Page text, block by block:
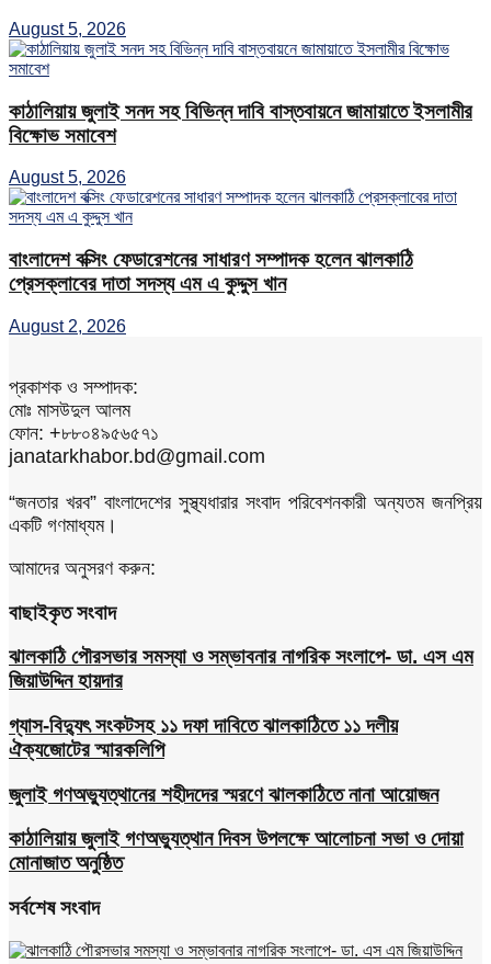
August 5, 2026
কাঠালিয়ায় জুলাই সনদ সহ বিভিন্ন দাবি বাস্তবায়নে জামায়াতে ইসলামীর
বিক্ষোভ সমাবেশ
August 5, 2026
বাংলাদেশ বক্সিং ফেডারেশনের সাধারণ সম্পাদক হলেন ঝালকাঠি
প্রেসক্লাবের দাতা সদস্য এম এ কুদ্দুস খান
August 2, 2026
প্রকাশক ও সম্পাদক:
মোঃ মাসউদুল আলম
ফোন: +৮৮০৪৯৫৬৫৭১
janatarkhabor.bd@gmail.com
“জনতার খরব” বাংলাদেশের সুস্থ্যধারার সংবাদ পরিবেশনকারী অন্যতম জনপ্রিয়
একটি গণমাধ্যম।
আমাদের অনুসরণ করুন:
বাছাইকৃত সংবাদ
ঝালকাঠি পৌরসভার সমস্যা ও সম্ভাবনার নাগরিক সংলাপে- ডা. এস এম
জিয়াউদ্দিন হায়দার
গ্যাস-বিদ্যুৎ সংকটসহ ১১ দফা দাবিতে ঝালকাঠিতে ১১ দলীয়
ঐক্যজোটের স্মারকলিপি
জুলাই গণঅভ্যুত্থানের শহীদদের স্মরণে ঝালকাঠিতে নানা আয়োজন
কাঠালিয়ায় জুলাই গণঅভ্যুত্থান দিবস উপলক্ষে আলোচনা সভা ও দোয়া
মোনাজাত অনুষ্ঠিত
সর্বশেষ সংবাদ